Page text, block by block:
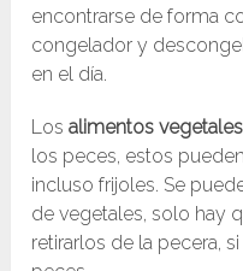
encontrarse de forma
congelador y
en el día.
Losalimentos vegetales
los peces, estos
incluso frijoles. Se
de vegetales, solo hay
retirarlos de la pecera,